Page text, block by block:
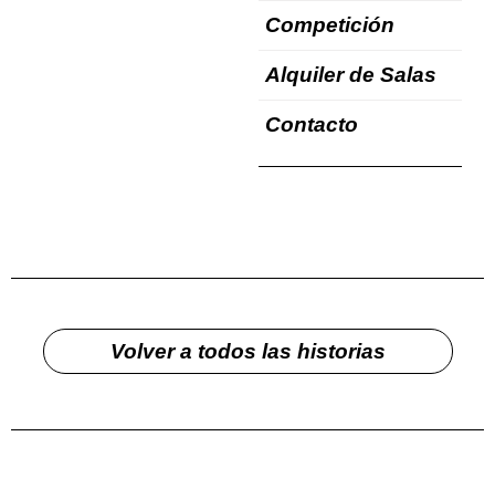
Competición
Alquiler de Salas
Contacto
Volver a todos las historias